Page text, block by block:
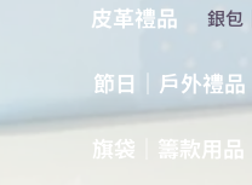
​皮革禮品 ​銀包
節日｜戶外禮品
旗袋｜籌款用品